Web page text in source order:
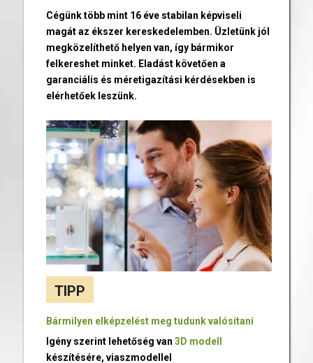
Cégünk több mint 16 éve stabilan képviseli
magát az ékszer kereskedelemben. Üzletünk jól
megközelíthető helyen van, így bármikor
felkereshet minket. Eladást követően a
garanciális és méretigazítási kérdésekben is
elérhetőek leszünk.
TIPP
Bármilyen elképzelést meg tudunk valósítani
Igény szerint lehetőség van 3D modell
készítésére, viaszmodellel